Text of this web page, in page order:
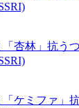
杏林」 抗う
ケミファ」